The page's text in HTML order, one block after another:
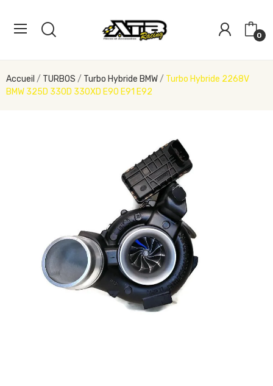
0
Accueil TURBOS Turbo Hybride BMW
Turbo Hybride 2268V
BMW 325D 330D 330XD E90 E91 E92